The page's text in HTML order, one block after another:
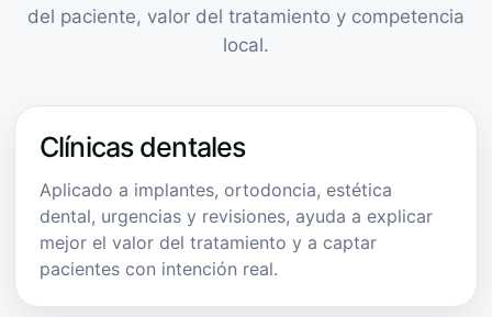
del paciente, valor del tratamiento y competencia
local.
Clínicas dentales
Aplicado a implantes, ortodoncia, estética
dental, urgencias y revisiones, ayuda a explicar
mejor el valor del tratamiento y a captar
pacientes con intención real.